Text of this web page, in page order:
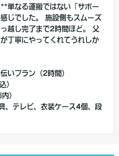
単なる運搬ではない「サポー
じでした。 施設側もスムーズ
越し完了まで2時間ほど。 父
丁寧にやってくれてうれしか
いプラン（2時間）
）
）
、テレビ、衣装ケース4個、段